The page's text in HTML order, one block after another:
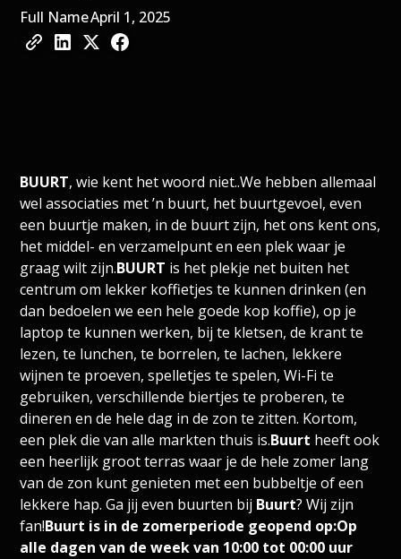
Full NameApril 1, 2025
BUURT, wie kent het woord niet..We hebben allemaal
wel associaties met ’n buurt, het buurtgevoel, even
een buurtje maken, in de buurt zijn, het ons kent ons,
het middel- en verzamelpunt en een plek waar je
graag wilt zijn.BUURT is het plekje net buiten het
centrum om lekker koffietjes te kunnen drinken (en
dan bedoelen we een hele goede kop koffie), op je
laptop te kunnen werken, bij te kletsen, de krant te
lezen, te lunchen, te borrelen, te lachen, lekkere
wijnen te proeven, spelletjes te spelen, Wi-Fi te
gebruiken, verschillende biertjes te proberen, te
dineren en de hele dag in de zon te zitten. Kortom,
een plek die van alle markten thuis is.Buurt heeft ook
een heerlijk groot terras waar je de hele zomer lang
van de zon kunt genieten met een bubbeltje of een
lekkere hap. Ga jij even buurten bij Buurt? Wij zijn
fan!Buurt is in de zomerperiode geopend op:Op
alle dagen van de week van 10:00 tot 00:00 uur